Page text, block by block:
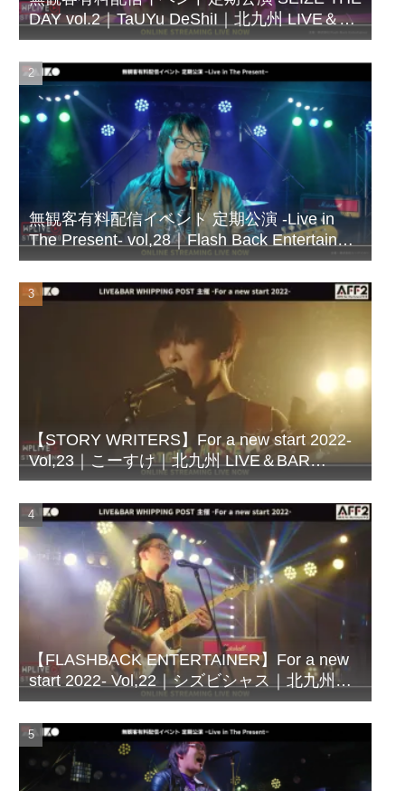
DAY vol.2｜TaUYu DeShiI｜北九州 LIVE＆
BAR WHIPPING POST
無観客有料配信イベント 定期公演 -Live in
The Present- vol,28｜Flash Back Entertainer
シズビシャス｜北九州 LIVE＆BAR
WHIPPING POST
【STORY WRITERS】For a new start 2022-
Vol,23｜こーすけ｜北九州 LIVE＆BAR
WHIPPING POST
【FLASHBACK ENTERTAINER】For a new
start 2022- Vol,22｜シズビシャス｜北九州
LIVE＆BAR WHIPPING POST